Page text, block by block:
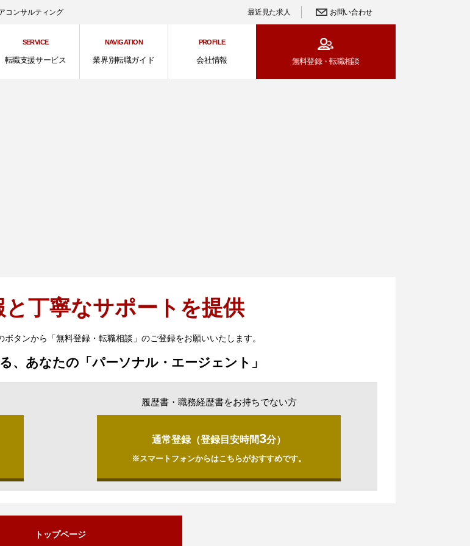
コンサルティング 最近見た求人 お問い合わせ
SERVICE
転職支援サービス
NAVIGATION
業界別転職ガイド
PROFILE
会社情報 無料登録・転職相談
丁寧なサポートを提供
タンから「無料登録・転職相談」のご登録をお願いいたします。
、あなたの「パーソナル・エージェント」
履歴書・職務経歴書をお持ちでない方
通常登録（登録目安時間3分）
※スマートフォンからはこちらがおすすめです。
トップページ